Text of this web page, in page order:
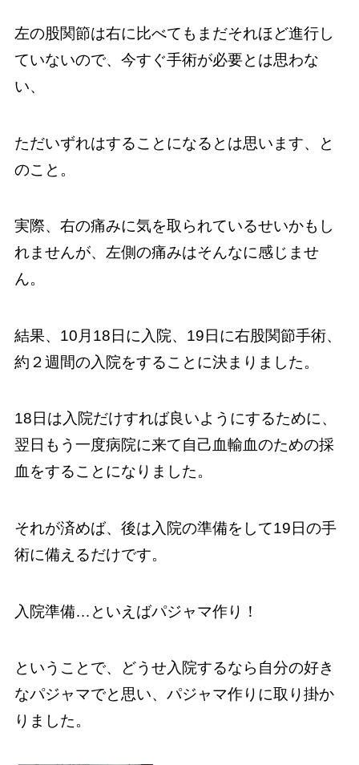
左の股関節は右に比べてもまだそれほど進行し
ていないので、今すぐ手術が必要とは思わな
い、
ただいずれはすることになるとは思います、と
のこと。
実際、右の痛みに気を取られているせいかもし
れませんが、左側の痛みはそんなに感じませ
ん。
結果、10月18日に入院、19日に右股関節手術、
約２週間の入院をすることに決まりました。
18日は入院だけすれば良いようにするために、
翌日もう一度病院に来て自己血輸血のための採
血をすることになりました。
それが済めば、後は入院の準備をして19日の手
術に備えるだけです。
入院準備…といえばパジャマ作り！
ということで、どうせ入院するなら自分の好き
なパジャマでと思い、パジャマ作りに取り掛か
りました。